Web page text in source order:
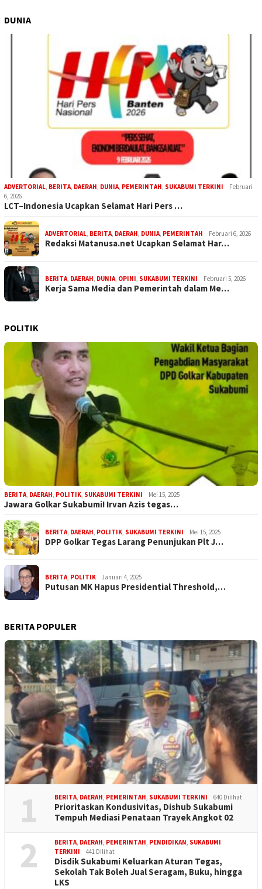
DUNIA
ADVERTORIAL, BERITA, DAERAH, DUNIA, PEMERINTAH, SUKABUMI TERKINI
Februari
6, 2026
LCT–Indonesia Ucapkan Selamat Hari Pers …
ADVERTORIAL, BERITA, DAERAH, DUNIA, PEMERINTAH Februari 6, 2026
Redaksi Matanusa.net Ucapkan Selamat Har…
BERITA, DAERAH, DUNIA, OPINI, SUKABUMI TERKINI Februari 5, 2026
Kerja Sama Media dan Pemerintah dalam Me…
POLITIK
BERITA, DAERAH, POLITIK, SUKABUMI TERKINI Mei 15, 2025
Jawara Golkar Sukabumi! Irvan Azis tegas…
BERITA, DAERAH, POLITIK, SUKABUMI TERKINI Mei 15, 2025
DPP Golkar Tegas Larang Penunjukan Plt J…
BERITA, POLITIK Januari 4, 2025
Putusan MK Hapus Presidential Threshold,…
BERITA POPULER
1 BERITA, DAERAH, PEMERINTAH, SUKABUMI TERKINI 640 Dilihat
Prioritaskan Kondusivitas, Dishub Sukabumi
Tempuh Mediasi Penataan Trayek Angkot 02
2 BERITA, DAERAH, PEMERINTAH, PENDIDIKAN, SUKABUMI
TERKINI
441 Dilihat
Disdik Sukabumi Keluarkan Aturan Tegas,
Sekolah Tak Boleh Jual Seragam, Buku, hingga
LKS